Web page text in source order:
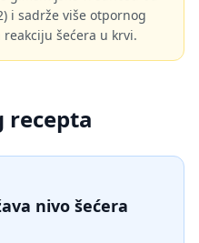
i sadrže više otpornog
šećera u krvi.
recepta
nivo šećera